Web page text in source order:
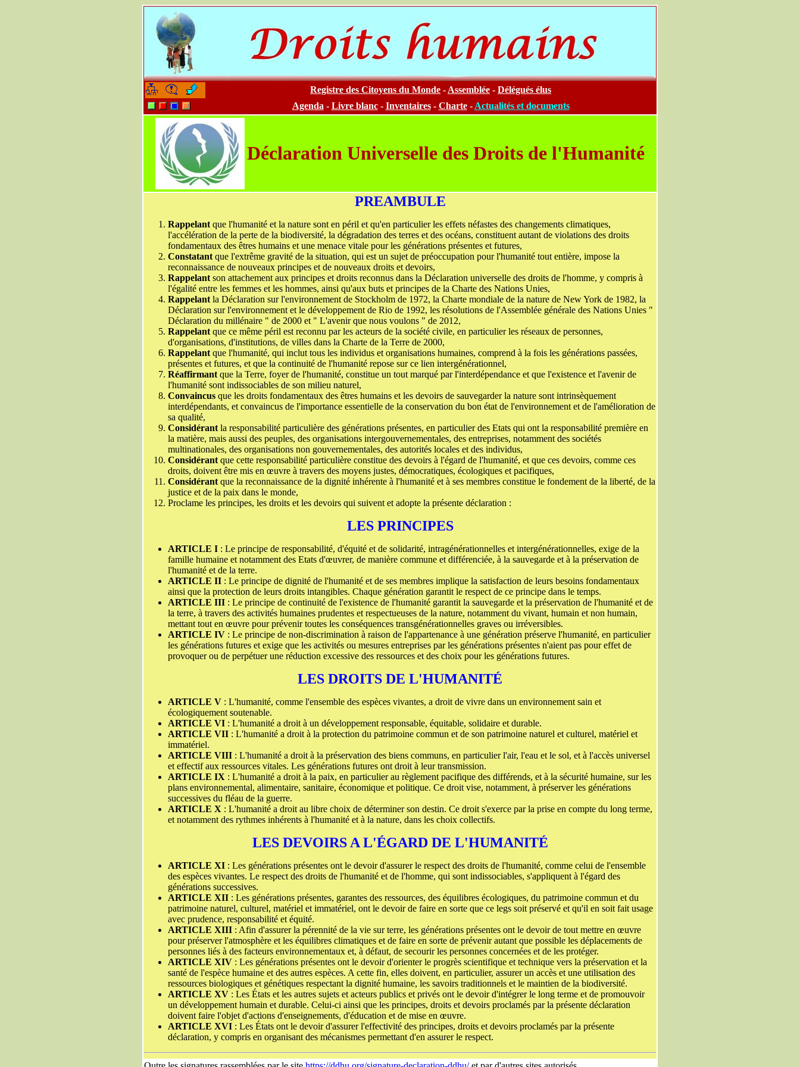
Registre des Citoyens du Monde - Assemblée - Délégués élus
Agenda - Livre blanc- Inventaires- Charte- Actualités et documents
Déclaration Universelle des Droits de l'Humanité
PREAMBULE
Rappelant que l'humanité et la nature sont en péril et qu'en particulier les effets néfastes des changements climatiques,
l'accélération de la perte de la biodiversité, la dégradation des terres et des océans, constituent autant de violations des droits
fondamentaux des êtres humains et une menace vitale pour les générations présentes et futures,
Constatant que l'extrême gravité de la situation, qui est un sujet de préoccupation pour l'humanité tout entière, impose la
reconnaissance de nouveaux principes et de nouveaux droits et devoirs,
Rappelant son attachement aux principes et droits reconnus dans la Déclaration universelle des droits de l'homme, y compris à
l'égalité entre les femmes et les hommes, ainsi qu'aux buts et principes de la Charte des Nations Unies,
Rappelant la Déclaration sur l'environnement de Stockholm de 1972, la Charte mondiale de la nature de New York de 1982, la
Déclaration sur l'environnement et le développement de Rio de 1992, les résolutions de l'Assemblée générale des Nations Unies "
Déclaration du millénaire " de 2000 et " L'avenir que nous voulons " de 2012,
Rappelant que ce même péril est reconnu par les acteurs de la société civile, en particulier les réseaux de personnes,
d'organisations, d'institutions, de villes dans la Charte de la Terre de 2000,
Rappelant que l'humanité, qui inclut tous les individus et organisations humaines, comprend à la fois les générations passées,
présentes et futures, et que la continuité de l'humanité repose sur ce lien intergénérationnel,
Réaffirmant que la Terre, foyer de l'humanité, constitue un tout marqué par l'interdépendance et que l'existence et l'avenir de
l'humanité sont indissociables de son milieu naturel,
Convaincus que les droits fondamentaux des êtres humains et les devoirs de sauvegarder la nature sont intrinsèquement
interdépendants, et convaincus de l'importance essentielle de la conservation du bon état de l'environnement et de l'amélioration de
sa qualité,
Considérant la responsabilité particulière des générations présentes, en particulier des Etats qui ont la responsabilité première en
la matière, mais aussi des peuples, des organisations intergouvernementales, des entreprises, notamment des sociétés
multinationales, des organisations non gouvernementales, des autorités locales et des individus,
Considérant que cette responsabilité particulière constitue des devoirs à l'égard de l'humanité, et que ces devoirs, comme ces
droits, doivent être mis en œuvre à travers des moyens justes, démocratiques, écologiques et pacifiques,
Considérant que la reconnaissance de la dignité inhérente à l'humanité et à ses membres constitue le fondement de la liberté, de la
justice et de la paix dans le monde,
Proclame les principes, les droits et les devoirs qui suivent et adopte la présente déclaration :
LES PRINCIPES
ARTICLE I : Le principe de responsabilité, d'équité et de solidarité, intragénérationnelles et intergénérationnelles, exige de la
famille humaine et notamment des Etats d'œuvrer, de manière commune et différenciée, à la sauvegarde et à la préservation de
l'humanité et de la terre.
ARTICLE II : Le principe de dignité de l'humanité et de ses membres implique la satisfaction de leurs besoins fondamentaux
ainsi que la protection de leurs droits intangibles. Chaque génération garantit le respect de ce principe dans le temps.
ARTICLE III : Le principe de continuité de l'existence de l'humanité garantit la sauvegarde et la préservation de l'humanité et de
la terre, à travers des activités humaines prudentes et respectueuses de la nature, notamment du vivant, humain et non humain,
mettant tout en œuvre pour prévenir toutes les conséquences transgénérationnelles graves ou irréversibles.
ARTICLE IV : Le principe de non-discrimination à raison de l'appartenance à une génération préserve l'humanité, en particulier
les générations futures et exige que les activités ou mesures entreprises par les générations présentes n'aient pas pour effet de
provoquer ou de perpétuer une réduction excessive des ressources et des choix pour les générations futures.
LES DROITS DE L'HUMANITÉ
ARTICLE V : L'humanité, comme l'ensemble des espèces vivantes, a droit de vivre dans un environnement sain et
écologiquement soutenable.
ARTICLE VI : L'humanité a droit à un développement responsable, équitable, solidaire et durable.
ARTICLE VII : L'humanité a droit à la protection du patrimoine commun et de son patrimoine naturel et culturel, matériel et
immatériel.
ARTICLE VIII : L'humanité a droit à la préservation des biens communs, en particulier l'air, l'eau et le sol, et à l'accès universel
et effectif aux ressources vitales. Les générations futures ont droit à leur transmission.
ARTICLE IX : L'humanité a droit à la paix, en particulier au règlement pacifique des différends, et à la sécurité humaine, sur les
plans environnemental, alimentaire, sanitaire, économique et politique. Ce droit vise, notamment, à préserver les générations
successives du fléau de la guerre.
ARTICLE X : L'humanité a droit au libre choix de déterminer son destin. Ce droit s'exerce par la prise en compte du long terme,
et notamment des rythmes inhérents à l'humanité et à la nature, dans les choix collectifs.
LES DEVOIRS A L'ÉGARD DE L'HUMANITÉ
ARTICLE XI : Les générations présentes ont le devoir d'assurer le respect des droits de l'humanité, comme celui de l'ensemble
des espèces vivantes. Le respect des droits de l'humanité et de l'homme, qui sont indissociables, s'appliquent à l'égard des
générations successives.
ARTICLE XII : Les générations présentes, garantes des ressources, des équilibres écologiques, du patrimoine commun et du
patrimoine naturel, culturel, matériel et immatériel, ont le devoir de faire en sorte que ce legs soit préservé et qu'il en soit fait usage
avec prudence, responsabilité et équité.
ARTICLE XIII : Afin d'assurer la pérennité de la vie sur terre, les générations présentes ont le devoir de tout mettre en œuvre
pour préserver l'atmosphère et les équilibres climatiques et de faire en sorte de prévenir autant que possible les déplacements de
personnes liés à des facteurs environnementaux et, à défaut, de secourir les personnes concernées et de les protéger.
ARTICLE XIV : Les générations présentes ont le devoir d'orienter le progrès scientifique et technique vers la préservation et la
santé de l'espèce humaine et des autres espèces. A cette fin, elles doivent, en particulier, assurer un accès et une utilisation des
ressources biologiques et génétiques respectant la dignité humaine, les savoirs traditionnels et le maintien de la biodiversité.
ARTICLE XV : Les États et les autres sujets et acteurs publics et privés ont le devoir d'intégrer le long terme et de promouvoir
un développement humain et durable. Celui-ci ainsi que les principes, droits et devoirs proclamés par la présente déclaration
doivent faire l'objet d'actions d'enseignements, d'éducation et de mise en œuvre.
ARTICLE XVI : Les États ont le devoir d'assurer l'effectivité des principes, droits et devoirs proclamés par la présente
déclaration, y compris en organisant des mécanismes permettant d'en assurer le respect.